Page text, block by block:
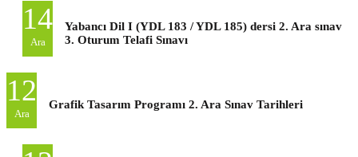
14
Ara
Yabancı Dil I (YDL 183 / YDL 185) dersi 2. Ara sınav
3. Oturum Telafi Sınavı
12
Ara
Grafik Tasarım Programı 2. Ara Sınav Tarihleri